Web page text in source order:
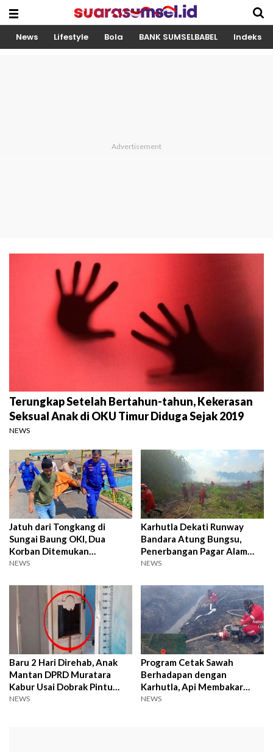
News Lifestyle Bola BANK SUMSELBABEL Indeks
Terungkap Setelah Bertahun-tahun, Kekerasan
Seksual Anak di OKU Timur Diduga Sejak 2019
NEWS
Jatuh dari Tongkang di
Sungai Baung OKI, Dua
Korban Ditemukan
Meninggal
NEWS
Karhutla Dekati Runway
Bandara Atung Bungsu,
Penerbangan Pagar Alam
Masih Normal?
NEWS
Baru 2 Hari Direhab, Anak
Mantan DPRD Muratara
Kabur Usai Dobrak Pintu
Yayasan
NEWS
Program Cetak Sawah
Berhadapan dengan
Karhutla, Api Membakar
Lahan di Muara Enim
NEWS